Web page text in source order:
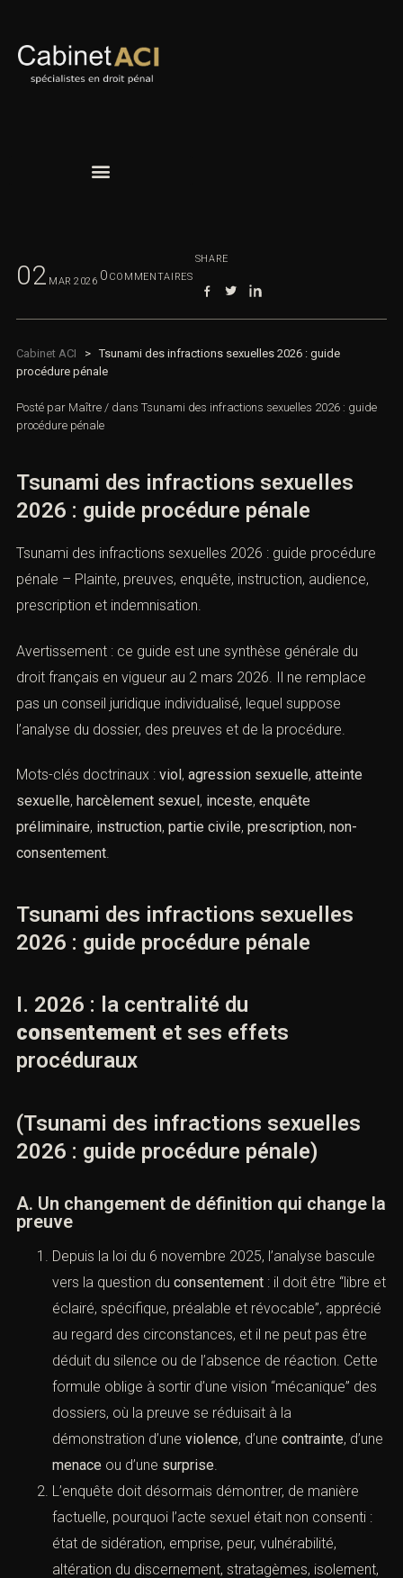
02 MAR 2026 0 COMMENTAIRES
SHARE
Cabinet ACI > Tsunami des infractions sexuelles 2026 : guide
procédure pénale
Posté par Maître / dans Tsunami des infractions sexuelles 2026 :
guide procédure pénale
Tsunami des infractions sexuelles
2026 : guide procédure pénale
Tsunami des infractions sexuelles 2026 : guide
procédure pénale – Plainte, preuves, enquête,
instruction, audience, prescription et indemnisation.
Avertissement : ce guide est une synthèse générale du
droit français en vigueur au 2 mars 2026. Il ne remplace
pas un conseil juridique individualisé, lequel suppose
l’analyse du dossier, des preuves et de la procédure.
Mots-clés doctrinaux : viol, agression sexuelle, atteinte
sexuelle, harcèlement sexuel, inceste, enquête
préliminaire, instruction, partie civile, prescription, non-
consentement
Tsunami des infractions sexuelles
2026 : guide procédure pénale
I. 2026 : la centralité du
consentement et ses effets
procéduraux
(Tsunami des infractions sexuelles
2026 : guide procédure pénale)
A. Un changement de définition qui change
la preuve
Depuis la loi du 6 novembre 2025, l’analyse
bascule vers la question duconsentement: il doit
être “libre et éclairé, spécifique, préalable et
révocable”, apprécié au regard des circonstances,
et il ne peut pas être déduit du silence ou de
l’absence de réaction. Cette formule oblige à sortir
d’une vision “mécanique” des dossiers, où la
preuve se réduisait à la démonstration d’une
violence , d’unecontrainte, d’une
surprise.
L’enquête doit désormais démontrer, de manière
factuelle, pourquoi l’acte sexuel était non consenti :
état de sidération, emprise, peur, vulnérabilité,